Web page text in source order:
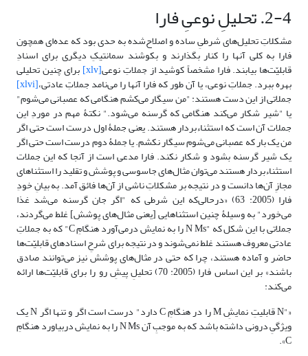
2-4. تحلیلِ نوعیِ فارا
مشکلاتِ تحلیل‌های شرطیِ ساده و اصلاح‌شده به حدی بود که عده‌ای همچون
فارا به کلی آنها را کنار بگذارند و بکوشند سمانتیکِ دیگری برای اسنادِ
قابلیّت‌ها بیابند. فارا مشخصاً کوشید از جملاتِ نوعی[xlv] برای چنین تحلیلی
بهره ببرد. جملاتِ نوعی، یا آن طور که فارا آنها را می‌نامد جملاتِ عادتی،[xlvi]
جملاتی از این دست هستند: "من سیگار می‌کشم هنگامی که عصبانی می‌شوم"
یا "شیر شکار می‌کند هنگامی که گرسنه می‌شود." نکتۀ مهم در موردِ این
جملات آن است که استثناءبردار هستند. یعنی جملۀ اول درست است حتی اگر
من یک بار که عصبانی می‌شوم سیگار نکشم. یا جملۀ دوم درست است حتی اگر
یک شیر گرسنه بشود و شکار نکند. فارا مدعی است از آنجا که این جملات
استثناءبردار هستند می‌توان مثال‌های جاسوسی و پوشش و تقلید را استثناهای
مجازِ آن‌ها دانست و در نتیجه بر مشکلاتِ ناشی از آن‌ها فائق آمد. به بیانِ خودِ
فارا (2005: 63) «درحالی‌که این شرطی که "اگر جان گرسنه می‌شد غذا
می‌خورد" به وسیلۀ چنین استثناهایی [یعنی مثال‌های پوشش] غلط می‌گردند،
جملاتی با این شکل که "N Ms را به نمایش درمی‌آورد هنگامِ C" که به جملاتِ
عادتی معروف هستند غلط نمی‌شوند و در نتیجه برای شرحِ اسنادهای قابلیّت‌ها
حاضر و آماده هستند، چرا که حتی در مثال‌های پوشش نیز می‌توانند صادق
باشند» بر این اساس فارا (2005: 70) تحلیلِ پیشِ رو را برای قابلیّت‌ها ارائه
می‌کند:
«"N قابلیتِ نمایشِ M را در هنگامِ C دارد" درست است اگر و تنها اگر N یک
ویژگیِ درونی داشته باشد که به موجبِ آن N Ms را به نمایش دربیاورد هنگامِ
C».